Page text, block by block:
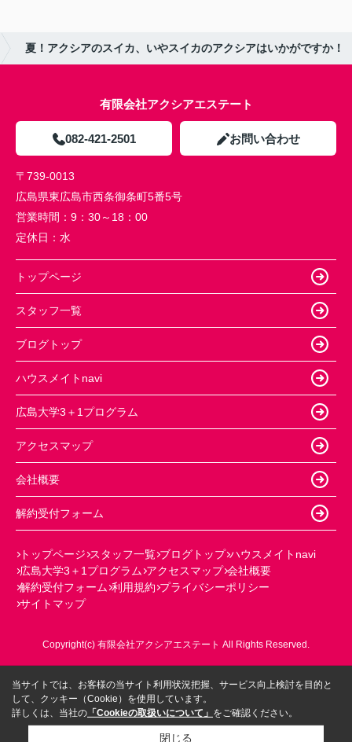
夏！アクシアのスイカ、いやスイカのアクシアはいかがですか！
有限会社アクシアエステート
082-421-2501 お問い合わせ
〒739-0013
広島県東広島市西条御条町5番5号
営業時間： 9：30～18：00
定休日： 水
トップページ
スタッフ一覧
ブログトップ
ハウスメイトnavi
広島大学3＋1プログラム
アクセスマップ
会社概要
解約受付フォーム
トップページ スタッフ一覧 ブログトップ ハウスメイトnavi
広島大学3＋1プログラム アクセスマップ 会社概要
解約受付フォーム 利用規約 プライバシーポリシー
サイトマップ
Copyright(c) 有限会社アクシアエステート All Rights Reserved.
当サイトでは、お客様の当サイト利用状況把握、サービス向上検討を目的と
して、クッキー（Cookie）を使用しています。
詳しくは、当社の 「Cookieの取扱いについて」 をご確認ください。
閉じる